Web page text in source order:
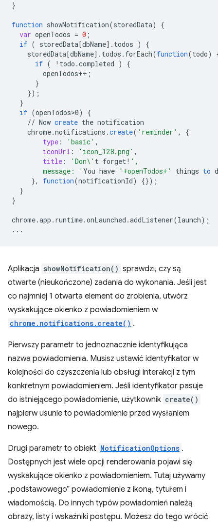
}
function showNotification(storedData)
{
var openTodos = 0 ;
if ( storedData[dbName] . todos )
{
storedData[dbName] . todos . forEach(function(todo)
if ( ! todo .completed )
{
openTodos++ ;
}
});
}
if (openTodos>0)
{
// Now create the notification
chrome.notifications .create( 'reminder' ,
{
type : 'basic' ,
iconUrl : 'icon_128.png' ,
title : 'Don\' t forget ! ',
        message: '
You have '+openTodos+' things to
}, function(notificationId) {});
}
}
chrome.app . runtime.onLaunched .addListener(launch);
...
Aplikacja showNotification() sprawdzi, czy są
otwarte (nieukończone) zadania do wykonania. Jeśli jest
co najmniej 1 otwarta element do zrobienia, utwórz
wyskakujące okienko z powiadomieniem w
chrome.notifications.create() .
Pierwszy parametr to jednoznacznie identyfikująca
nazwa powiadomienia. Musisz ustawić identyfikator w
kolejności do czyszczenia lub obsługi interakcji z tym
konkretnym powiadomieniem. Jeśli identyfikator pasuje
do istniejącego powiadomienie, użytkownik create()
najpierw usunie to powiadomienie przed wysłaniem
nowego.
Drugi parametr to obiekt NotificationOptions .
Dostępnych jest wiele opcji renderowania pojawi się
wyskakujące okienko z powiadomieniem. Tutaj używamy
„podstawowego” powiadomienie z ikoną, tytułem i
wiadomością. Do innych typów powiadomień należą
obrazy, listy i wskaźniki postępu. Możesz do tego wrócić